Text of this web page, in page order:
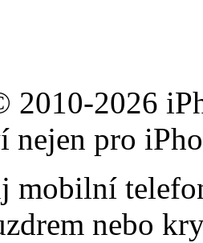
2026
nejen pro
mobilní
nebo